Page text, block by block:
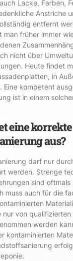
Lacke, Farben,
Anstriche
entfernt
man früher immer
nicht über
Heute findet
in
Eine kompetent
ist in einem
eine korrekte
aus?
darf nur
werden. Strenge
sind
muss auch für die
nur von
werden
kontaminierten